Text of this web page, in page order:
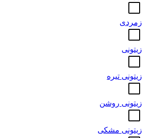
زمردی
زیتونی
زیتونی تیره
زیتونی روشن
زیتونی مشکی